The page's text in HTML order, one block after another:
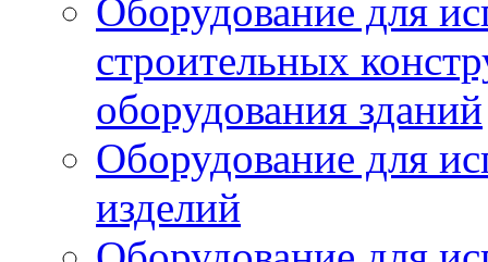
Оборудование для
строительных
оборудования зданий
Оборудование для
изделий